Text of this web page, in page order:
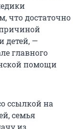
что достаточно
детей, —
главного
помощи
ссылкой на
семья
из